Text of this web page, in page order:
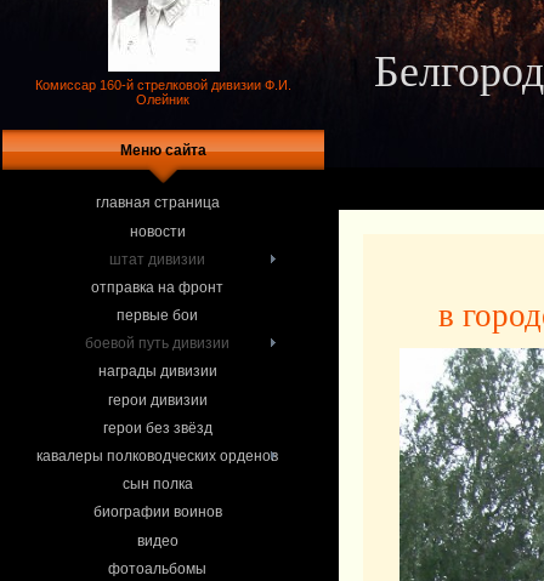
Комиссар 160-й стрелковой дивизии Ф.И.
Олейник
Меню сайта
главная страница
новости
штат дивизии
отправка на фронт
первые бои
боевой путь дивизии
награды дивизии
герои дивизии
герои без звёзд
кавалеры полководческих орденов
сын полка
биографии воинов
видео
фотоальбомы
в